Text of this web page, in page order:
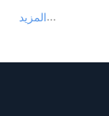
المزيد
أو ضمانات.